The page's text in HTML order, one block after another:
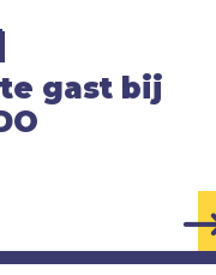
gast bij